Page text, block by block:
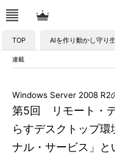
TOP AIを作り動かし守り
連載
第5回 リモート・
らすデスクトップ
ナル・サービス」と
Windows Server 2008 R2